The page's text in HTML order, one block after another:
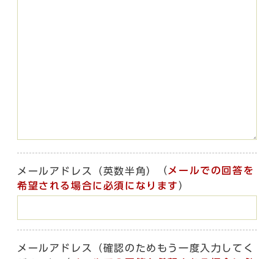
メールアドレス（英数半角） （ メールでの回答を
希望される場合に必須になります ）
メールアドレス（確認のためもう一度入力してく